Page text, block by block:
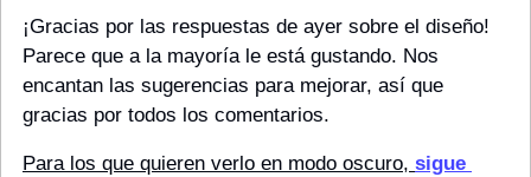
¡Gracias por las respuestas de ayer sobre el diseño!
Parece que a la mayoría le está gustando. Nos
encantan las sugerencias para mejorar, así que
gracias por todos los comentarios.
Para los que quieren verlo en modo oscuro, sigue